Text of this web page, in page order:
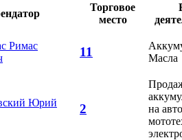
Торговое
место
Римас
11
Масла
Юрий
2
на